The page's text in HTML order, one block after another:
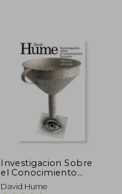
Investigacion Sobre
el Conocimiento
Humano
David Hume